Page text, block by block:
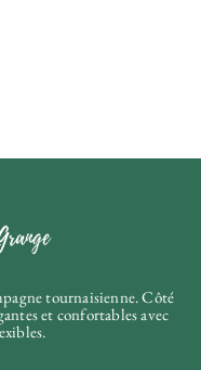
tournaisienne. Côté
et confortables avec